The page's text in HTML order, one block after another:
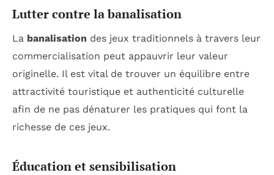
Lutter contre la banalisation
La banalisation des jeux traditionnels à travers leur
commercialisation peut appauvrir leur valeur
originelle. Il est vital de trouver un équilibre entre
attractivité touristique et authenticité culturelle
afin de ne pas dénaturer les pratiques qui font la
richesse de ces jeux.
Éducation et sensibilisation